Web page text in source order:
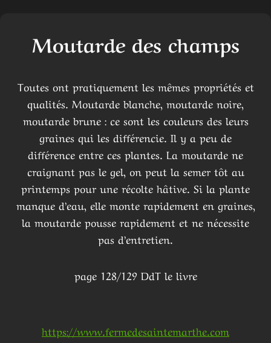
Moutarde des champs
Toutes ont pratiquement les mêmes propriétés et
qualités. Moutarde blanche, moutarde noire,
moutarde brune : ce sont les couleurs des leurs
graines qui les différencie. Il y a peu de
différence entre ces plantes. La moutarde ne
craignant pas le gel, on peut la semer tôt au
printemps pour une récolte hâtive. Si la plante
manque d’eau, elle monte rapidement en graines,
la moutarde pousse rapidement et ne nécessite
pas d’entretien.
page 128/129 DdT le livre
https://www.fermedesaintemarthe.com